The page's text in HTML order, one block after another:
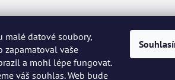
malé datové soubory,
zapamatoval vaše
a mohl lépe fungovat.
váš souhlas. Web bude